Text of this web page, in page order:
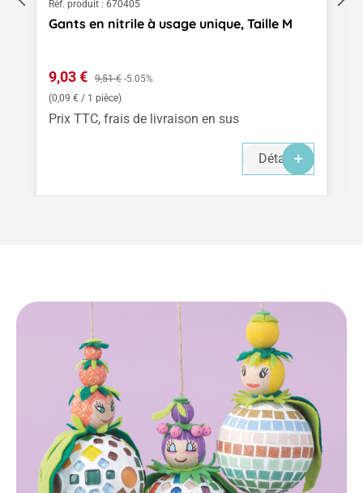
Réf. produit : 670405
Gants en nitrile à usage unique, Taille M
Prix de vente :
9,03 € Prix régulier :
9,51 € -5.05%
(0,09 € / 1 pièce)
Prix TTC, frais de livraison en sus
Détails